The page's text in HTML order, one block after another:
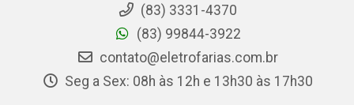
(83) 3331-4370
(83) 99844-3922
contato@eletrofarias.com.br
Seg a Sex: 08h às 12h e 13h30 às 17h30